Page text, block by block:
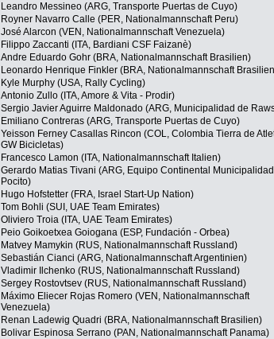
Leandro Messineo (ARG, Transporte Puertas de Cuyo)
Royner Navarro Calle (PER, Nationalmannschaft Peru)
José Alarcon (VEN, Nationalmannschaft Venezuela)
Filippo Zaccanti (ITA, Bardiani CSF Faizanè)
Andre Eduardo Gohr (BRA, Nationalmannschaft Brasilien)
Leonardo Henrique Finkler (BRA, Nationalmannschaft
Kyle Murphy (USA, Rally Cycling)
Antonio Zullo (ITA, Amore & Vita - Prodir)
Sergio Javier Aguirre Maldonado (ARG, Municipalidad de
Emiliano Contreras (ARG, Transporte Puertas de Cuyo)
Yeisson Ferney Casallas Rincon (COL, Colombia Tierra de
GW Bicicletas)
Francesco Lamon (ITA, Nationalmannschaft Italien)
Gerardo Matias Tivani (ARG, Equipo Continental
Pocito)
Hugo Hofstetter (FRA, Israel Start-Up Nation)
Tom Bohli (SUI, UAE Team Emirates)
Oliviero Troia (ITA, UAE Team Emirates)
Peio Goikoetxea Goiogana (ESP, Fundación - Orbea)
Matvey Mamykin (RUS, Nationalmannschaft Russland)
Sebastián Cianci (ARG, Nationalmannschaft Argentinien)
Vladimir Ilchenko (RUS, Nationalmannschaft Russland)
Sergey Rostovtsev (RUS, Nationalmannschaft Russland)
Máximo Eliecer Rojas Romero (VEN, Nationalmannschaft
Venezuela)
Renan Ladewig Quadri (BRA, Nationalmannschaft Brasilien)
Bolivar Espinosa Serrano (PAN, Nationalmannschaft Panama)